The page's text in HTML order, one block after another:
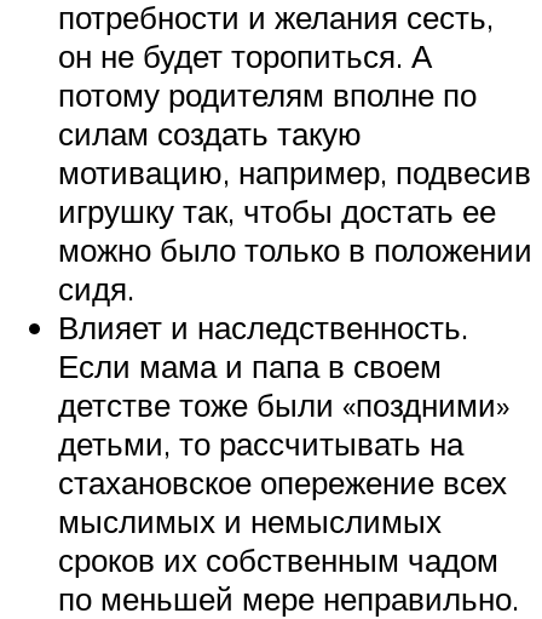
потребности и желания сесть,
он не будет торопиться. А
потому родителям вполне по
силам создать такую
мотивацию, например, подвесив
игрушку так, чтобы достать ее
можно было только в положении
сидя.
Влияет и наследственность.
Если мама и папа в своем
детстве тоже были «поздними»
детьми, то рассчитывать на
стахановское опережение всех
мыслимых и немыслимых
сроков их собственным чадом
по меньшей мере неправильно.